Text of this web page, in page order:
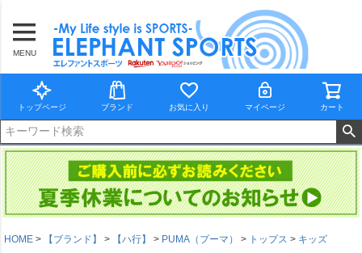
MENU
トップページ ブランド お気に入り マイページ カート
HOME 【ブランド】 【ハ行】 PUMA（プーマ） トップス
キッズ